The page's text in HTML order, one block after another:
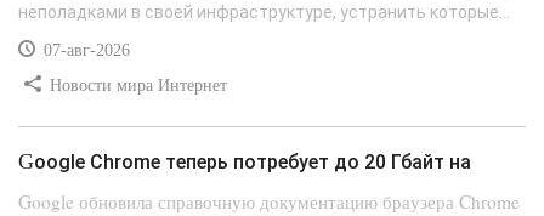
неполадками в своей инфраструктуре, устранить которые...
07-авг-2026
Новости мира Интернет
Google Chrome теперь потребует до 20 Гбайт на
Google обновила справочную документацию браузера Chrome